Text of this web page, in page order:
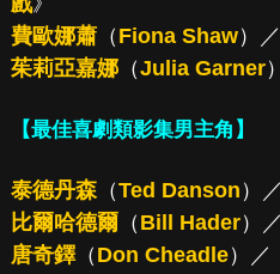
費歐娜蕭（ Fiona Shaw）
茱莉亞嘉娜（Julia Garner
【最佳喜劇類影集男主角】
泰德丹森（Ted Danson ）
比爾哈德爾（ Bill Hader）
唐奇鐸（ Don Cheadle）／